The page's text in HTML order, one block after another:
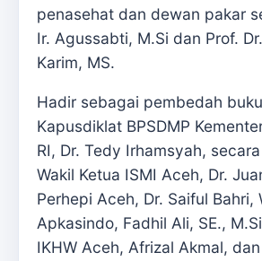
penasehat dan dewan pakar
Ir. Agussabti, M.Si dan Prof.
Karim, MS.
Hadir sebagai pembedah
Kapusdiklat BPSDMP
RI, Dr. Tedy Irhamsyah,
Wakil Ketua ISMI Aceh, Dr.
Perhepi Aceh, Dr. Saiful Bahri,
Apkasindo, Fadhil Ali, SE.,
IKHW Aceh, Afrizal Akmal,